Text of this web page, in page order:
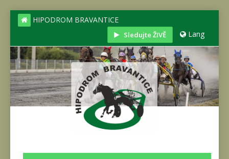
HIPODROM BRAVANTICE
Sledujte ŽIVĚ Lang